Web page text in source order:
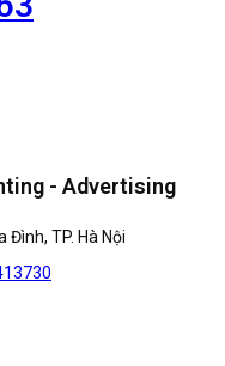
- Advertising
Đình, TP. Hà Nội